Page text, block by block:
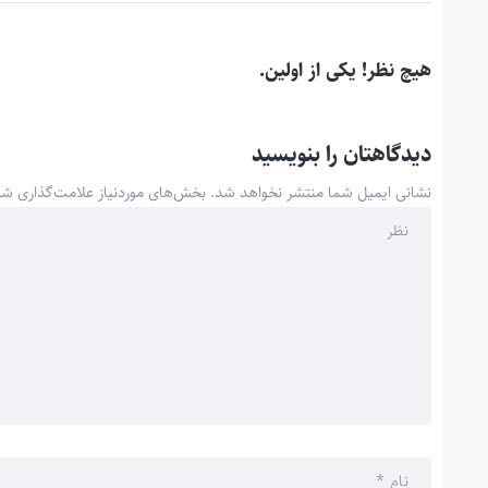
هیچ نظر! یکی از اولین.
دیدگاهتان را بنویسید
نشانی ایمیل شما منتشر نخواهد شد. بخش‌های موردنیاز علامت‌گذاری